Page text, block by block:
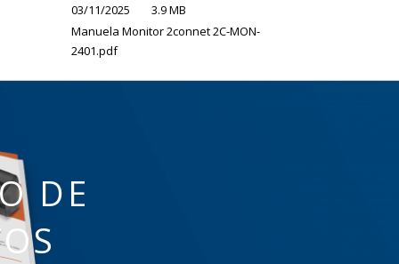
03/11/2025
3.9 MB
Manuela Monitor 2connet 2C-MON-
2401.pdf
DE